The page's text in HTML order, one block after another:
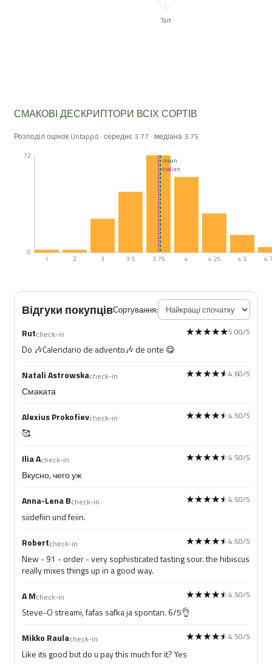
Tart
СМАКОВІ ДЕСКРИПТОРИ ВСІХ СОРТІВ
Розподіл оцінок Untappd · середнє 3.77 · медіана 3.75
1 2 3 3.5 3.75 4 4.25 4.5
mean
median
72
0
Відгуки покупцівСортування:
Rutcheck-in ★★★★★
★★★★★5.00/5
Do 🎶Calendario de advento🎶 de onte 😋
Natali Astrowskacheck-in ★★★★★
★★★★★4.60/5
Смаката
Alexius Prokofievcheck-in ★★★★★
★★★★★4.50/5
🥰
Ilia Acheck-in ★★★★★
★★★★★4.50/5
Вкусно, чего уж
Anna-Lena Bcheck-in ★★★★★
★★★★★4.50/5
siidefiin und feiin.
Robertcheck-in ★★★★★
★★★★★4.50/5
New - 91 - order - very sophisticated tasting sour. the hibiscus
really mixes things up in a good way.
A Mcheck-in ★★★★★
★★★★★4.50/5
Steve-O streami, fafas safka ja spontan. 6/5👌
Mikko Raulacheck-in ★★★★★
★★★★★4.50/5
Like its good but do u pay this much for it? Yes